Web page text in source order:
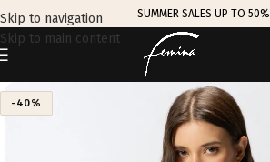
Skip to navigation
Skip to main content
SUMMER SALES UP TO 50%
-40%